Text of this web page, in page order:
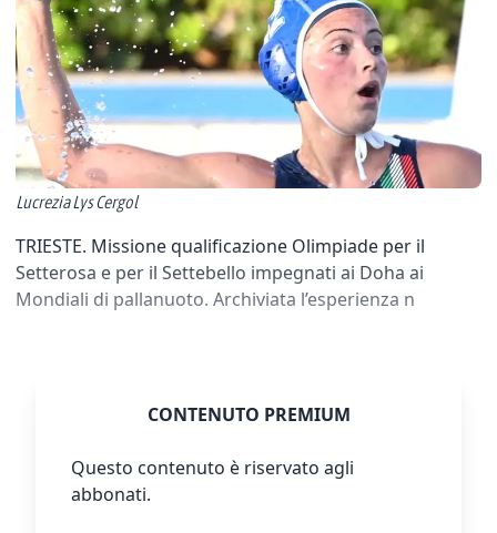
Lucrezia Lys Cergol
TRIESTE. Missione qualificazione Olimpiade per il
Setterosa e per il Settebello impegnati ai Doha ai
Mondiali di pallanuoto. Archiviata l’esperienza n
CONTENUTO PREMIUM
Questo contenuto è riservato agli
abbonati.